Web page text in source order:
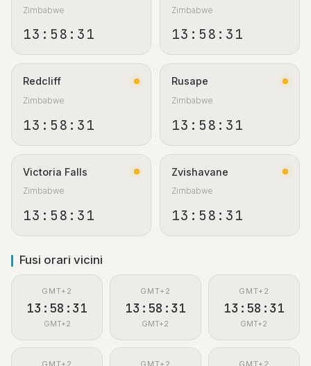
Zimbabwe
13:58:31
Zimbabwe
13:58:31
Redcliff
Zimbabwe
13:58:31
Rusape
Zimbabwe
13:58:31
Victoria Falls
Zimbabwe
13:58:31
Zvishavane
Zimbabwe
13:58:31
Fusi orari vicini
GMT+2
13:58:31
GMT+2
GMT+2
13:58:31
GMT+2
GMT+2
13:58:31
GMT+2
GMT+2 GMT+2 GMT+2